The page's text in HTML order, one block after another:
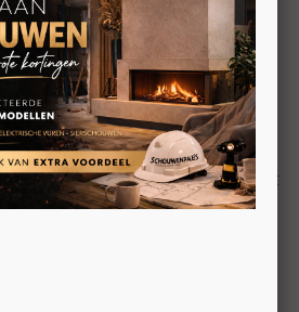
prachtige stijlvolle
aansluiting op de CV.
geeft de HRV Sienna het
af aan het CV systeem.
van een inbouw hout-
pelletkachel kan strak worden
ook gecombineerd worden met
met verschillende
sierlijst of een frameless
HRV Sienna kan aan de
een handige vulklep.